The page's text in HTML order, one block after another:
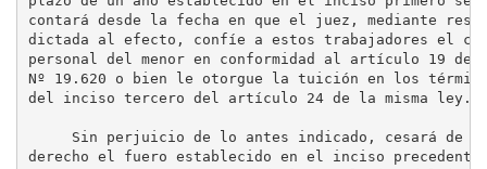
contará desde la fecha en que el juez, mediante
dictada al efecto, confíe a estos trabajadores el
personal del menor en conformidad al artículo 19 de
Nº 19.620 o bien le otorgue la tuición en los
del inciso tercero del artículo 24 de la misma ley.
Sin perjuicio de lo antes indicado, cesará de
derecho el fuero establecido en el inciso precedente